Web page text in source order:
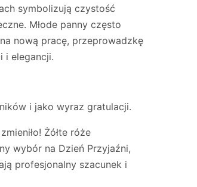
symbolizują czystość
Młode panny często
nową pracę, przeprowadzkę
i elegancji.
i jako wyraz gratulacji.
Żółte róże
wybór na Dzień Przyjaźni,
profesjonalny szacunek i